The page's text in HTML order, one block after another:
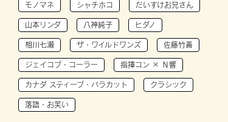
モノマネ シャチホコ だいすけお兄さん
山本リンダ 八神純子 ヒダノ
相川七瀬 ザ・ワイルドワンズ 佐藤竹善
ジェイコブ・コーラー 指揮コン × Ｎ響
カナダ スティーブ・バラカット クラシック
落語・お笑い